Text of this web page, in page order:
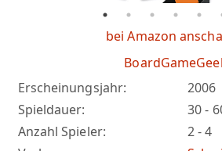
Erscheinungsjahr:
2006
Spieldauer:
30 -
Anzahl Spieler:
2 - 4
bei Amazon